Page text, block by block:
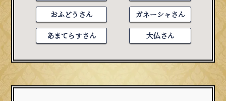
おふどうさん
あまてらすさん
ガネーシャさん
大仏さん